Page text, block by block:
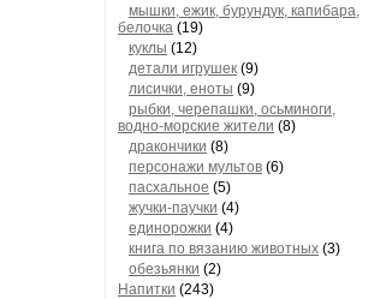
мышки, ежик, бурундук, капибара,
белочка (19)
куклы (12)
детали игрушек (9)
лисички, еноты (9)
рыбки, черепашки, осьминоги,
водно-морские жители (8)
дракончики (8)
персонажи мультов (6)
пасхальное (5)
жучки-паучки (4)
единорожки (4)
книга по вязанию животных (3)
обезьянки (2)
Напитки (243)